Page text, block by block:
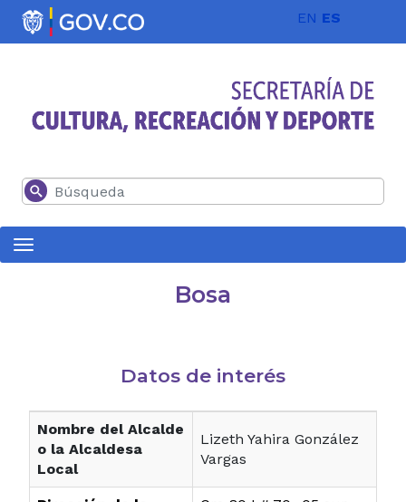
Pasar al contenido principal EN ES
Buscar
Bosa
Datos de interés
Nombre del Alcalde
o la Alcaldesa
Local
Lizeth Yahira González
Vargas